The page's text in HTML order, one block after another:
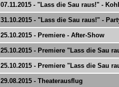
07.11.2015 - "Lass die Sau raus!" -
31.10.2015 - "Lass die Sau raus!" -
25.10.2015 - Premiere - After-Show
25.10.2015 - Premiere "Lass die Sau
25.10.2015 - Premiere "Lass die Sau
29.08.2015 - Theaterausflug